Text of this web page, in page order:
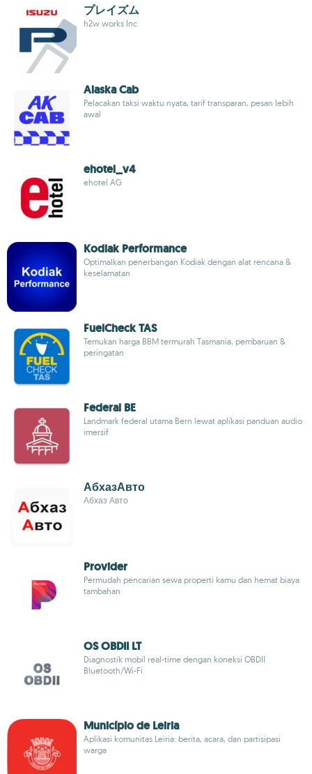
プレイズム
h2w works Inc
Alaska Cab
Pelacakan taksi waktu nyata, tarif transparan, pesan lebih
awal
ehotel_v4
ehotel AG
Kodiak Performance
Optimalkan penerbangan Kodiak dengan alat rencana &
keselamatan
FuelCheck TAS
Temukan harga BBM termurah Tasmania, pembaruan &
peringatan
Federal BE
Landmark federal utama Bern lewat aplikasi panduan audio
imersif
АбхазАвто
Абхаз Авто
Provider
Permudah pencarian sewa properti kamu dan hemat biaya
tambahan
OS OBDII LT
Diagnostik mobil real-time dengan koneksi OBDII
Bluetooth/Wi-Fi
Município de Leiria
Aplikasi komunitas Leiria: berita, acara, dan partisipasi
warga